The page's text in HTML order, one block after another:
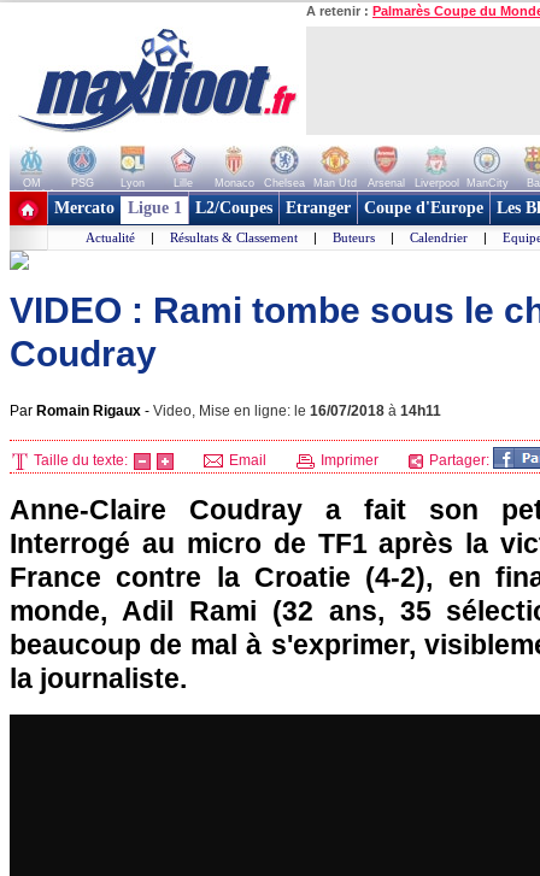
A retenir : Palmarès Coupe du
OM PSG Lyon Lille Monaco Chelsea Man Utd Arsenal Liverpool ManCity
+ de clubs
Mercato Ligue 1 L2/Coupes Etranger Coupe d'Europe Les
Actualité | Résultats & Classement | Buteurs | Calendrier |
VIDEO : Rami tombe sous le
Coudray
Par Romain Rigaux - Video, Mise en ligne: le 16/07/2018 à 14h11
Taille du texte: Email Imprimer Partager:
Anne-Claire Coudray a fait son
Interrogé au micro de TF1 après la
France contre la Croatie (4-2), en
monde, Adil Rami (32 ans, 35
beaucoup de mal à s'exprimer,
la journaliste.